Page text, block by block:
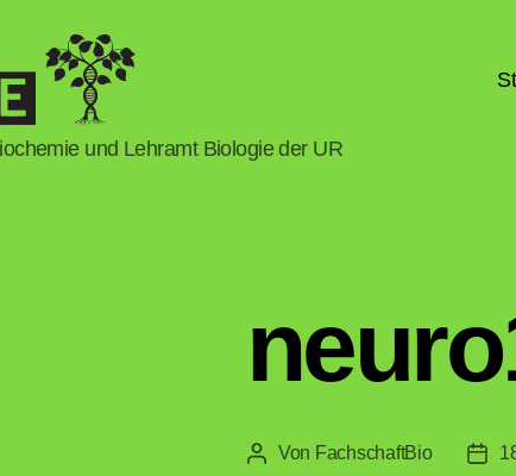
und Lehramt Biologie der UR
Beitragsautor
Von FachschaftBio